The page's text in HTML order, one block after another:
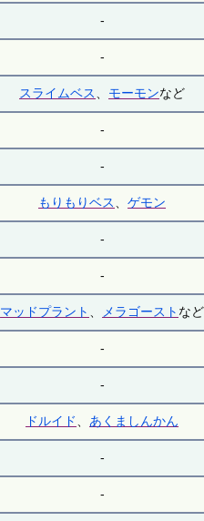
-
-
スライムベス、 モーモンなど
-
-
もりもりベス、ゲモン
-
-
マッドプラント 、 メラゴースト など
-
-
ドルイド、あくましんかん
-
-